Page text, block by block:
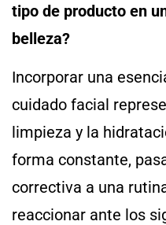
tipo de producto en
belleza?
Incorporar una
cuidado facial
limpieza y la
forma constante,
correctiva a una
reaccionar ante los